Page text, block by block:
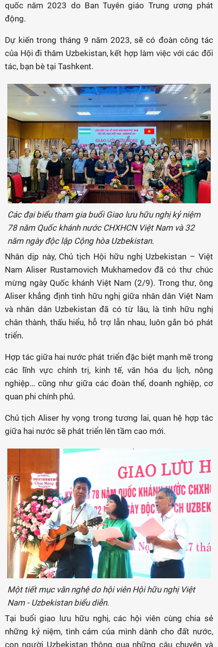
quốc năm 2023 do Ban Tuyên giáo Trung ương phát
động.
Dự kiến trong tháng 9 năm 2023, sẽ có đoàn công tác
của Hội đi thăm Uzbekistan, kết hợp làm việc với các đối
tác, bạn bè tại Tashkent.
Các đại biểu tham gia buổi Giao lưu hữu nghị kỷ niệm
78 năm Quốc khánh nước CHXHCN Việt Nam và 32
năm ngày độc lập Cộng hòa Uzbekistan.
Nhân dịp này, Chủ tịch Hội hữu nghị Uzbekistan – Việt
Nam Aliser Rustamovich Mukhamedov đã có thư chúc
mừng ngày Quốc khánh Việt Nam (2/9). Trong thư, ông
Aliser khẳng định tình hữu nghị giữa nhân dân Việt Nam
và nhân dân Uzbekistan đã có từ lâu, là tình hữu nghị
chân thành, thấu hiểu, hỗ trợ lẫn nhau, luôn gắn bó phát
triển.
Hợp tác giữa hai nước phát triển đặc biệt mạnh mẽ trong
các lĩnh vực chính trị, kinh tế, văn hóa du lịch, nông
nghiệp… cũng như giữa các đoàn thể, doanh nghiệp, cơ
quan phi chính phủ.
Chủ tịch Aliser hy vọng trong tương lai, quan hệ hợp tác
giữa hai nước sẽ phát triển lên tầm cao mới.
Một tiết mục văn nghệ do hội viên Hội hữu nghị Việt
Nam - Uzbekistan biểu diễn.
Tại buổi giao lưu hữu nghị, các hội viên cùng chia sẻ
những kỷ niệm, tình cảm của mình dành cho đất nước,
con người Uzbekistan thông qua những câu chuyện và